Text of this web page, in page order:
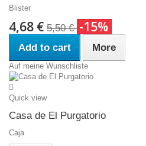
Blister
4,68 € 5,50 € -15%
Add to cart More
Auf meine Wunschliste
Quick view
Casa de El Purgatorio
Caja